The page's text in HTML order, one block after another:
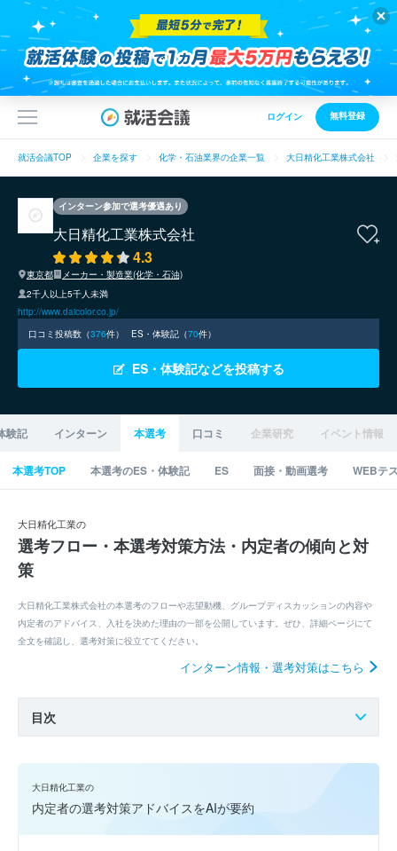
ログイン 無料登録
就活会議TOP 企業を探す 化学・石油業界の企業一覧 大日精化工業株式会社
インターン参加で選考優遇あり
大日精化工業株式会社
4.3
東京都
メーカー・製造業(化学・石油)
2千人以上5千人未満
http://www.daicolor.co.jp/
口コミ投稿数（376件） ES・体験記（70件）
ES・体験記などを投稿する
験記 インターン 本選考 口コミ 企業研究 イベント情報
本選考TOP 本選考のES・体験記 ES 面接・動画選考 WEBテ
大日精化工業の
選考フロー・本選考対策方法・内定者の傾向と対
策
大日精化工業株式会社の本選考のフローや志望動機、グループディスカッションの内容や
内定者のアドバイス、入社を決めた理由の一部を公開しています。ぜひ、詳細ページにて
全文を確認し、選考対策に役立ててください。
インターン情報・選考対策はこちら
目次
大日精化工業の
内定者の選考対策アドバイスをAIが要約